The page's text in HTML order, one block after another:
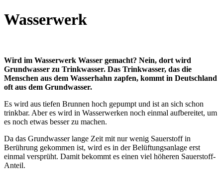
Wasserwerk
Wird im Wasserwerk Wasser gemacht? Nein, dort wird
Grundwasser zu Trinkwasser. Das Trinkwasser, das die
Menschen aus dem Wasserhahn zapfen, kommt in Deutschland
oft aus dem Grundwasser.
Es wird aus tiefen Brunnen hoch gepumpt und ist an sich schon
trinkbar. Aber es wird in Wasserwerken noch einmal aufbereitet, um
es noch etwas besser zu machen.
Da das Grundwasser lange Zeit mit nur wenig Sauerstoff in
Berührung gekommen ist, wird es in der Belüftungsanlage erst
einmal versprüht. Damit bekommt es einen viel höheren Sauerstoff-
Anteil.